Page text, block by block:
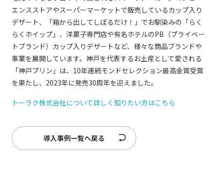
エンスストアやスーパーマーケットで販売しているカップ入り
デザート、「箱から出してしぼるだけ！」でお馴染みの「らく
らくホイップ」、洋菓子専門店や有名ホテルのPB（プライベー
トブランド）カップ入りデザートなど、様々な商品ブランドや
事業を展開しています。神戸を代表するお土産として愛される
「神戸プリン」は、10年連続モンドセレクション最高金賞受賞
を果たし、2023年に発売30周年を迎えました。
トーラク株式会社について詳しく知りたい方はこちら
導入事例一覧へ戻る